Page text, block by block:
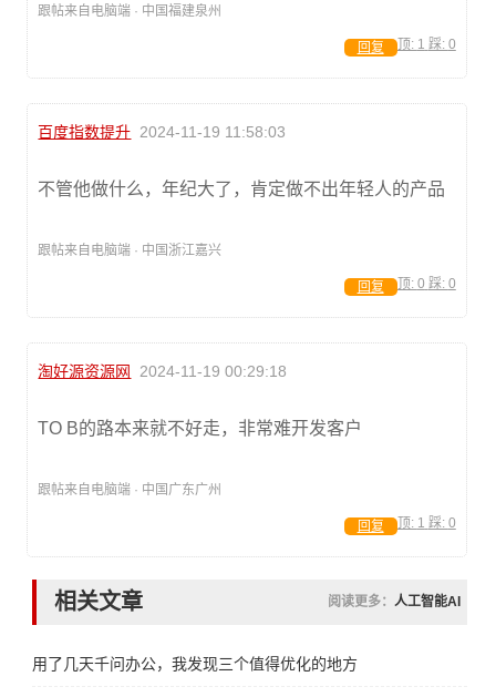
跟帖来自电脑端 · 中国福建泉州
顶: 1 踩: 0
回复
百度指数提升 2024-11-19 11:58:03
不管他做什么，年纪大了，肯定做不出年轻人的产品
跟帖来自电脑端 · 中国浙江嘉兴
顶: 0 踩: 0
回复
淘好源资源网 2024-11-19 00:29:18
TO B的路本来就不好走，非常难开发客户
跟帖来自电脑端 · 中国广东广州
顶: 1 踩: 0
回复
相关文章 阅读更多： 人工智能AI
用了几天千问办公，我发现三个值得优化的地方